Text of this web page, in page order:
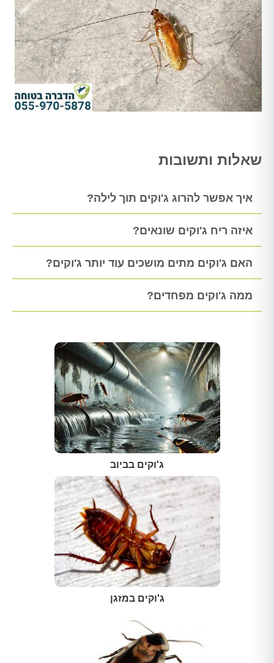
שאלות ותשובות
איך אפשר להרוג ג'וקים תוך לילה?
איזה ריח ג'וקים שונאים?
האם ג'וקים מתים מושכים עוד יותר ג'וקים?
ממה ג'וקים מפחדים?
ג'וקים בביוב
ג'וקים במזגן